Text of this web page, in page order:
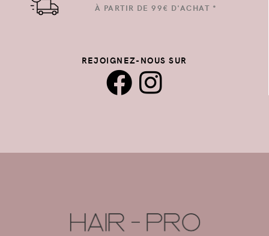
À PARTIR DE 99€ D'ACHAT *
REJOIGNEZ-NOUS SUR